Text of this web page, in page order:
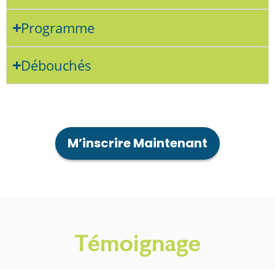
Programme
Débouchés
M’inscrire Maintenant
Témoignage